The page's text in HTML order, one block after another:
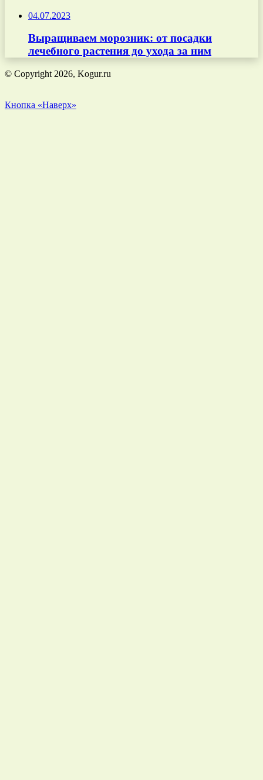
04.07.2023
Выращиваем морозник: от посадки
лечебного растения до ухода за ним
© Copyright 2026, Kogur.ru
Кнопка «Наверх»